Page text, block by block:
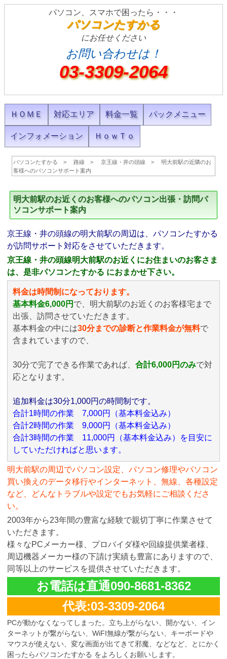
パソコン、スマホで困ったら・・・
パソコンたすかる
にお任せください
お問い合わせは！
03-3309-2064
ＨＯＭＥ 対応エリア 料金一覧 パックメニュー
インフォメーション ＨｏｗＴｏ
パソコンたすかる 路線 京王線・井の頭線
明大前駅の近隣のお
客様へのパソコンサポート案内
明大前駅のお近くのお客様へのパソコン出張・訪問パ
ソコンサポート案内
京王線・井の頭線の明大前駅の周辺は、パソコンたすかる
が訪問サポート対応をさせていただきます。
京王線・井の頭線明大前駅のお近くにお住まいのお客さま
は、是非パソコンたすかる におまかせ下さい。
料金は時間制になっております。
基本料金6,000円 で、明大前駅のお近くのお客様宅まで
出張、訪問させていただきます。
基本料金の中には30分までの診断と作業料金が無料で
含まれていますので、
30分で完了できる作業であれば、 合計6,000円のみで対
応となります。
追加料金は30分1,000円の時間制です。
合計1時間の作業 7,000円（基本料金込み）
合計2時間の作業 9,000円（基本料金込み）
合計3時間の作業 11,000円（基本料金込み）を目安に
していただければと思います。
明大前駅の周辺でパソコン設定、パソコン修理やパソコン
買い換えのデータ移行やインターネット、無線、各種設定
など、どんなトラブルや設定でもお気軽にご相談くださ
い。
2003年から23年間の豊富な経験で親切丁寧に作業させて
いただきます。
様々なPCメーカー様、プロバイダ様や回線提供業者様、
周辺機器メーカー様の下請け実績も豊富にありますので、
同等以上のサービスを提供させていただきます。
お電話は直通090-8681-8362
代表:03-3309-2064
PCが動かなくなってしまった。立ち上がらない、開かない、イン
ターネットが繋がらない、WiFI無線が繋がらない、キーボードや
マウスが使えない、変な画面が出てきて邪魔、などなど、とにかく
困ったらパソコンたすかる をよろしくお願いします。